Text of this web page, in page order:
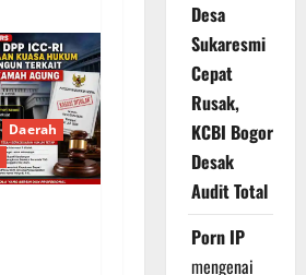
Daerah
Desa
Sukaresmi
Cepat
Rusak,
KCBI Bogor
Desak
Audit Total
Porn IP
mengenai